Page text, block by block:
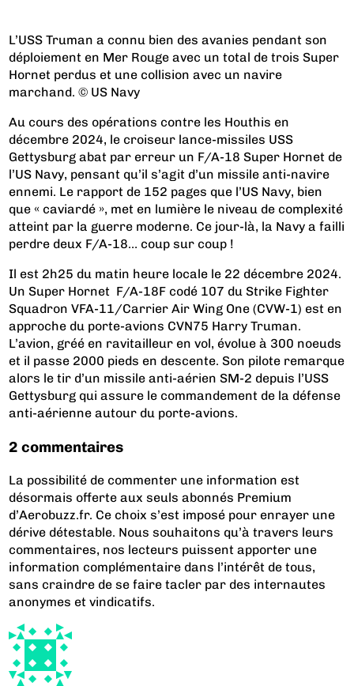
L’USS Truman a connu bien des avanies pendant son
déploiement en Mer Rouge avec un total de trois Super
Hornet perdus et une collision avec un navire
marchand. © US Navy
Au cours des opérations contre les Houthis en
décembre 2024, le croiseur lance-missiles USS
Gettysburg abat par erreur un F/A-18 Super Hornet de
l’US Navy, pensant qu’il s’agit d’un missile anti-navire
ennemi. Le rapport de 152 pages que l’US Navy, bien
que « caviardé », met en lumière le niveau de complexité
atteint par la guerre moderne. Ce jour-là, la Navy a failli
perdre deux F/A-18… coup sur coup !
Il est 2h25 du matin heure locale le 22 décembre 2024.
Un Super Hornet F/A-18F codé 107 du Strike Fighter
Squadron VFA-11/Carrier Air Wing One (CVW-1) est en
approche du porte-avions CVN75 Harry Truman.
L’avion, gréé en ravitailleur en vol, évolue à 300 noeuds
et il passe 2000 pieds en descente. Son pilote remarque
alors le tir d’un missile anti-aérien SM-2 depuis l’USS
Gettysburg qui assure le commandement de la défense
anti-aérienne autour du porte-avions.
2 commentaires
La possibilité de commenter une information est
désormais offerte aux seuls abonnés Premium
d’Aerobuzz.fr. Ce choix s’est imposé pour enrayer une
dérive détestable. Nous souhaitons qu’à travers leurs
commentaires, nos lecteurs puissent apporter une
information complémentaire dans l’intérêt de tous,
sans craindre de se faire tacler par des internautes
anonymes et vindicatifs.